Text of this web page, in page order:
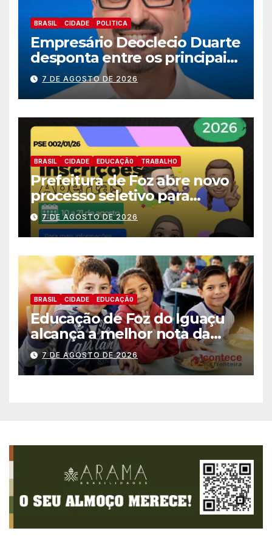
BRASIL CIDADE POLITICA
Empresário Deoclecio Duarte
desponta entre os principais
nomes do União Brasil para
deputado estadual
7 DE AGOSTO DE 2026
BRASIL CIDADE EDUCAÇÃ0 TRABALHO
Prefeitura de Foz abre novo
processo seletivo para
estagiários
7 DE AGOSTO DE 2026
BRASIL CIDADE EDUCAÇÃ0
Educação de Foz do Iguaçu
alcança a melhor nota da
história no IDEB
7 DE AGOSTO DE 2026